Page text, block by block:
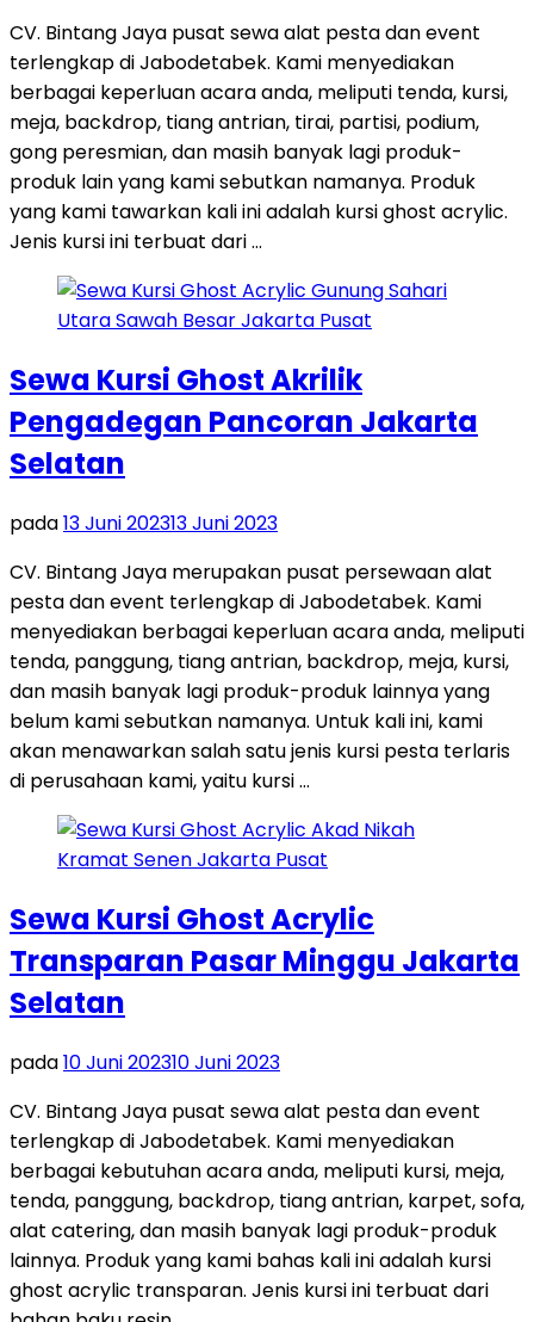
CV. Bintang Jaya pusat sewa alat pesta dan event
terlengkap di Jabodetabek. Kami menyediakan
berbagai keperluan acara anda, meliputi tenda, kursi,
meja, backdrop, tiang antrian, tirai, partisi, podium,
gong peresmian, dan masih banyak lagi produk-
produk lain yang kami sebutkan namanya. Produk
yang kami tawarkan kali ini adalah kursi ghost acrylic.
Jenis kursi ini terbuat dari …
Sewa Kursi Ghost Akrilik
Pengadegan Pancoran Jakarta
Selatan
pada13 Juni 202313 Juni 2023
CV. Bintang Jaya merupakan pusat persewaan alat
pesta dan event terlengkap di Jabodetabek. Kami
menyediakan berbagai keperluan acara anda, meliputi
tenda, panggung, tiang antrian, backdrop, meja, kursi,
dan masih banyak lagi produk-produk lainnya yang
belum kami sebutkan namanya. Untuk kali ini, kami
akan menawarkan salah satu jenis kursi pesta terlaris
di perusahaan kami, yaitu kursi …
Sewa Kursi Ghost Acrylic
Transparan Pasar Minggu Jakarta
Selatan
pada10 Juni 202310 Juni 2023
CV. Bintang Jaya pusat sewa alat pesta dan event
terlengkap di Jabodetabek. Kami menyediakan
berbagai kebutuhan acara anda, meliputi kursi, meja,
tenda, panggung, backdrop, tiang antrian, karpet, sofa,
alat catering, dan masih banyak lagi produk-produk
lainnya. Produk yang kami bahas kali ini adalah kursi
ghost acrylic transparan. Jenis kursi ini terbuat dari